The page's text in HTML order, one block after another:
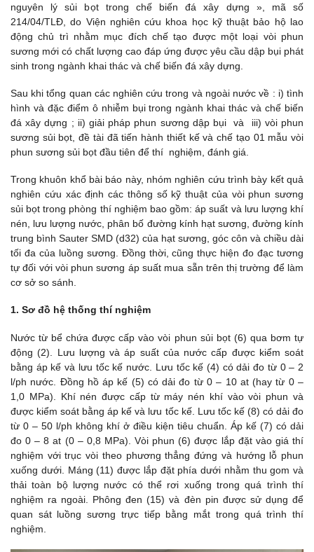
nguyên lý sủi bọt trong chế biến đá xây dựng », mã số
214/04/TLĐ, do Viện nghiên cứu khoa học kỹ thuật bảo hộ lao
động chủ trì nhằm mục đích chế tạo được một loại vòi phun
sương mới có chất lượng cao đáp ứng được yêu cầu dập bụi phát
sinh trong ngành khai thác và chế biến đá xây dựng.
Sau khi tổng quan các nghiên cứu trong và ngoài nước về : i) tình
hình và đặc điểm ô nhiễm bụi trong ngành khai thác và chế biến
đá xây dựng ; ii) giải pháp phun sương dập bụi và iii) vòi phun
sương sủi bọt, đề tài đã tiến hành thiết kế và chế tạo 01 mẫu vòi
phun sương sủi bọt đầu tiên để thí nghiệm, đánh giá.
Trong khuôn khổ bài báo này, nhóm nghiên cứu trình bày kết quả
nghiên cứu xác định các thông số kỹ thuật của vòi phun sương
sủi bọt trong phòng thí nghiệm bao gồm: áp suất và lưu lượng khí
nén, lưu lượng nước, phân bố đường kính hạt sương, đường kính
trung bình Sauter SMD (d32) của hạt sương, góc côn và chiều dài
tối đa của luồng sương. Đồng thời, cũng thực hiện đo đạc tương
tự đối với vòi phun sương áp suất mua sẵn trên thị trường để làm
cơ sở so sánh.
1. Sơ đồ hệ thống thí nghiệm
Nước từ bể chứa được cấp vào vòi phun sủi bọt (6) qua bơm tự
động (2). Lưu lượng và áp suất của nước cấp được kiểm soát
bằng áp kế và lưu tốc kế nước. Lưu tốc kế (4) có dải đo từ 0 – 2
l/ph nước. Đồng hồ áp kế (5) có dải đo từ 0 – 10 at (hay từ 0 –
1,0 MPa). Khí nén được cấp từ máy nén khí vào vòi phun và
được kiểm soát bằng áp kế và lưu tốc kế. Lưu tốc kế (8) có dải đo
từ 0 – 50 l/ph không khí ở điều kiện tiêu chuẩn. Áp kế (7) có dải
đo 0 – 8 at (0 – 0,8 MPa). Vòi phun (6) được lắp đặt vào giá thí
nghiệm với trục vòi theo phương thẳng đứng và hướng lỗ phun
xuống dưới. Máng (11) được lắp đặt phía dưới nhằm thu gom và
thải toàn bộ lượng nước có thể rơi xuống trong quá trình thí
nghiệm ra ngoài. Phông đen (15) và đèn pin được sử dụng để
quan sát luồng sương trực tiếp bằng mắt trong quá trình thí
nghiệm.